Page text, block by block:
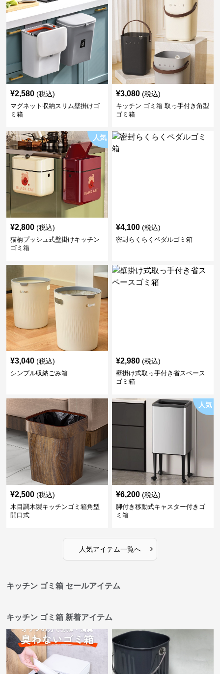
¥2,580 (税込)
マグネット収納スリム壁掛けゴ
ミ箱
¥3,080 (税込)
キッチン ゴミ箱 取っ手付き角型
ゴミ箱
人気
¥2,800 (税込)
猫柄プッシュ式壁掛けキッチン
ゴミ箱
¥4,100 (税込)
密封らくらくペダルゴミ箱
¥3,040 (税込)
シンプル収納ごみ箱
¥2,980 (税込)
壁掛け式取っ手付き省スペース
ゴミ箱
¥2,500 (税込)
木目調木製キッチンゴミ箱角型
開口式
人気
¥6,200 (税込)
脚付き移動式キャスター付きゴ
ミ箱
人気アイテム一覧へ ›
キッチン ゴミ箱 セールアイテム
キッチン ゴミ箱 新着アイテム